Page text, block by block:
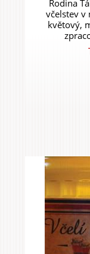
Rodina
včelstev v
květový,